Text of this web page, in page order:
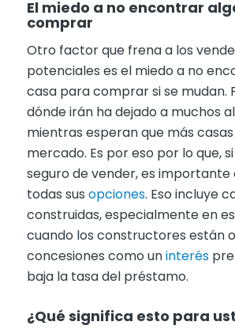
El miedo a no encontrar
comprar
Otro factor que frena a los
potenciales es el miedo a no
casa para comprar si se mudan.
dónde irán ha dejado a muchos
mientras esperan que más
mercado. Es por eso por lo que,
seguro de vender, es importante
todas sus opciones. Eso incluye
construidas, especialmente en
cuando los constructores están
concesiones como uninterés
baja la tasa del préstamo.
¿Qué significa esto para